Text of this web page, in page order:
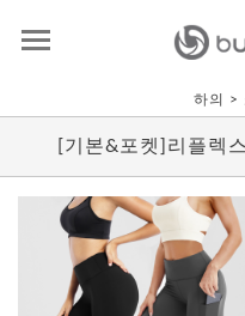
하의 >
[기본&포켓]리플렉